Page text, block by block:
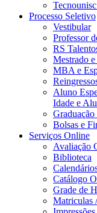
Processo Seletivo
Vestibular
Professor
RS
Mestrado
MBA e
Aluno
Idade e
Bolsas e
Serviços Online
Avaliação
Biblioteca
Catálogo
Grade de
Matriculas